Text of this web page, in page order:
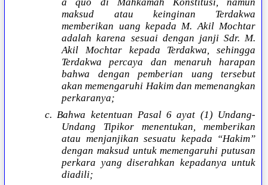
maksud atau keinginan Terdakwa
memberikan uang kepada M. Akil Mochtar
adalah karena sesuai dengan janji Sdr. M.
Akil Mochtar kepada Terdakwa, sehingga
Terdakwa percaya dan menaruh harapan
bahwa dengan pemberian uang tersebut
akan memengaruhi Hakim dan memenangkan
perkaranya;
c. Bahwa ketentuan Pasal 6 ayat (1) Undang-
Undang Tipikor menentukan, memberikan
atau menjanjikan sesuatu kepada “Hakim”
dengan maksud untuk memengaruhi putusan
perkara yang diserahkan kepadanya untuk
diadili;